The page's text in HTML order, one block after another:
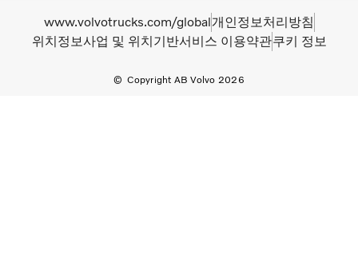
Copyright AB Volvo 2026
www.volvotrucks.com/global개인정보처리방침
위치정보사업 및 위치기반서비스 이용약관쿠키 정보